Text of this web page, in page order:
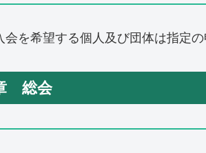
を希望する個人及び団体は指定の
総会